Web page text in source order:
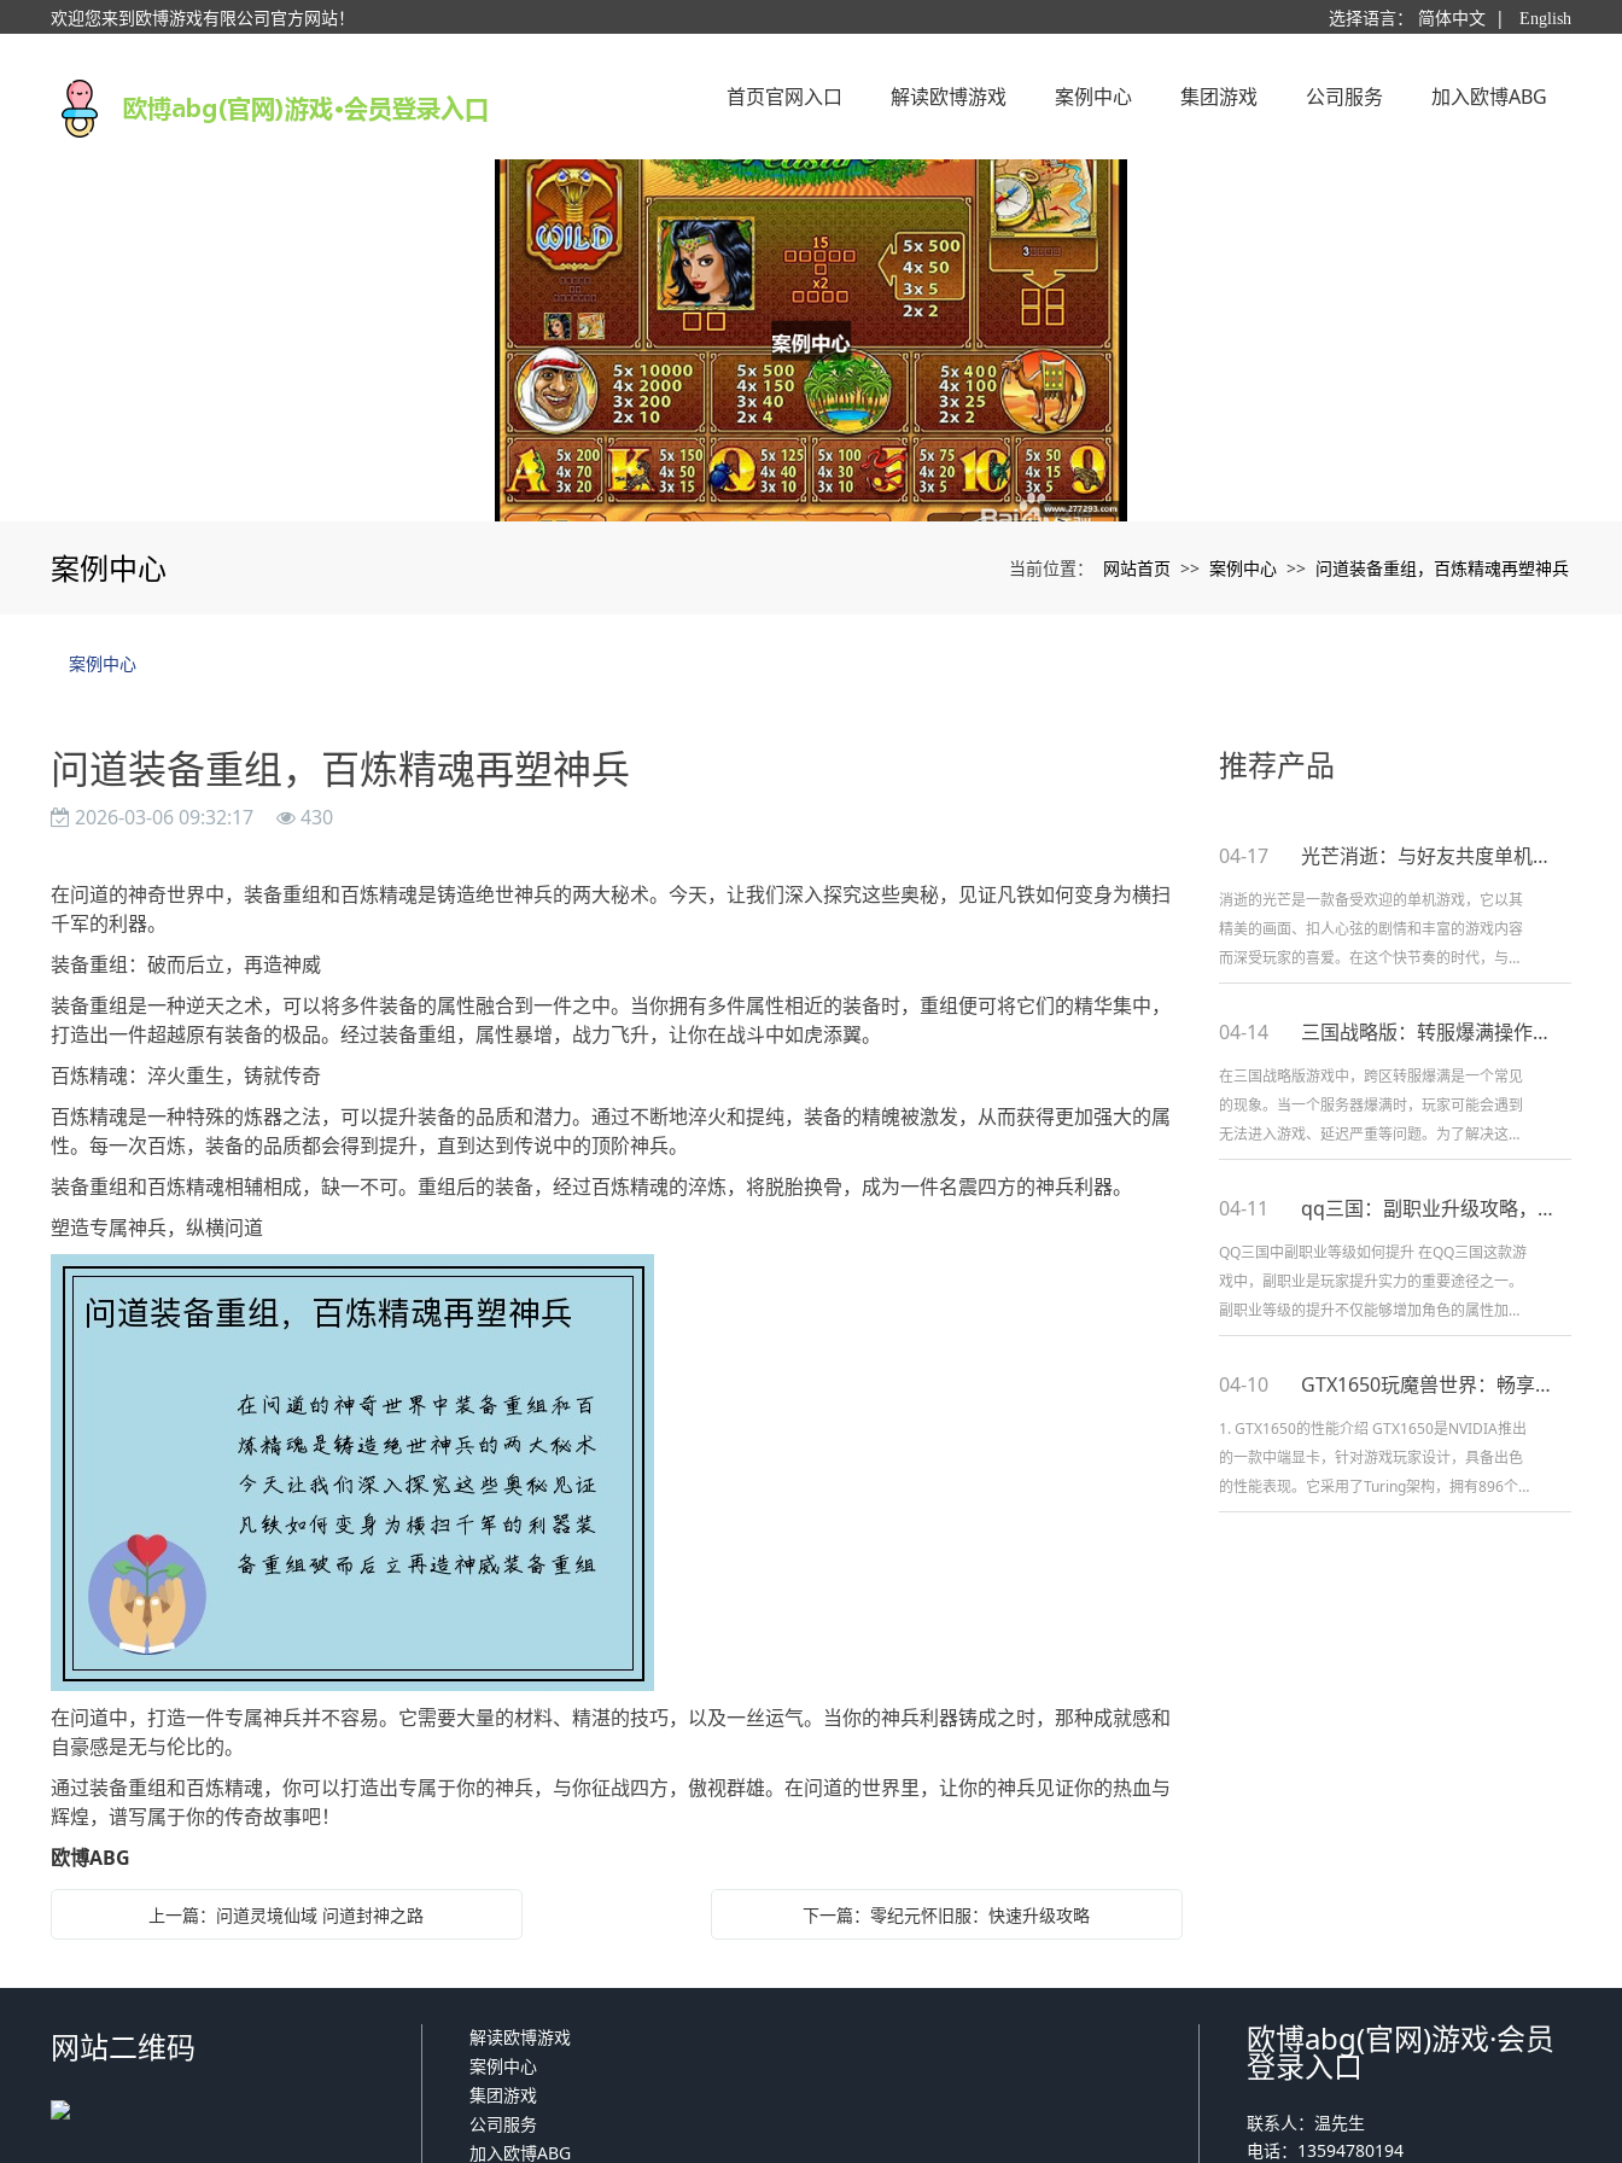
欢迎您来到欧博游戏有限公司官方网站！ 选择语言： 简体中文 | English
首页官网入口 解读欧博游戏 案例中心 集团游戏 公司服务 加入欧博ABG
案例中心 当前位置： 网站首页 >> 案例中心 >> 问道装备重组，百炼精魂再塑神兵
案例中心
问道装备重组，百炼精魂再塑神兵
2026-03-06 09:32:17 430
在问道的神奇世界中，装备重组和百炼精魂是铸造绝世神兵的两大秘术。今天，让我们深入探究这些奥秘，见证凡铁如何变身为横扫
千军的利器。
装备重组：破而后立，再造神威
装备重组是一种逆天之术，可以将多件装备的属性融合到一件之中。当你拥有多件属性相近的装备时，重组便可将它们的精华集中，
打造出一件超越原有装备的极品。经过装备重组，属性暴增，战力飞升，让你在战斗中如虎添翼。
百炼精魂：淬火重生，铸就传奇
百炼精魂是一种特殊的炼器之法，可以提升装备的品质和潜力。通过不断地淬火和提纯，装备的精魄被激发，从而获得更加强大的属
性。每一次百炼，装备的品质都会得到提升，直到达到传说中的顶阶神兵。
装备重组和百炼精魂相辅相成，缺一不可。重组后的装备，经过百炼精魂的淬炼，将脱胎换骨，成为一件名震四方的神兵利器。
塑造专属神兵，纵横问道
在问道中，打造一件专属神兵并不容易。它需要大量的材料、精湛的技巧，以及一丝运气。当你的神兵利器铸成之时，那种成就感和
自豪感是无与伦比的。
通过装备重组和百炼精魂，你可以打造出专属于你的神兵，与你征战四方，傲视群雄。在问道的世界里，让你的神兵见证你的热血与
辉煌，谱写属于你的传奇故事吧！
欧博ABG
上一篇：问道灵境仙域 问道封神之路 下一篇：零纪元怀旧服：快速升级攻略
推荐产品
04-17 光芒消逝：与好友共度单机游戏时光
消逝的光芒是一款备受欢迎的单机游戏，它以其
精美的画面、扣人心弦的剧情和丰富的游戏内容
而深受玩家的喜爱。在这个快节奏的时代，与朋
友一起玩单机游戏成为了一种难得的放松方式。
04-14 三国战略版：转服爆满操作指南
在三国战略版游戏中，跨区转服爆满是一个常见
的现象。当一个服务器爆满时，玩家可能会遇到
无法进入游戏、延迟严重等问题。为了解决这些
问题，跨区转服成为了一个常见的解决方案。本
04-11 qq三国：副职业升级攻略，助你快速提升等级
QQ三国中副职业等级如何提升 在QQ三国这款游
戏中，副职业是玩家提升实力的重要途径之一。
副职业等级的提升不仅能够增加角色的属性加
成，还能解锁更多的技能和特殊能力。本文将从
04-10 GTX1650玩魔兽世界：畅享极致游戏乐趣
1. GTX1650的性能介绍 GTX1650是NVIDIA推出
的一款中端显卡，针对游戏玩家设计，具备出色
的性能表现。它采用了Turing架构，拥有896个
CUDA核心和4GB GDDR5显存。相较于...
网站二维码
解读欧博游戏
案例中心
集团游戏
公司服务
加入欧博ABG
欧博abg(官网)游戏·会员
登录入口
联系人：温先生
电话：13594780194